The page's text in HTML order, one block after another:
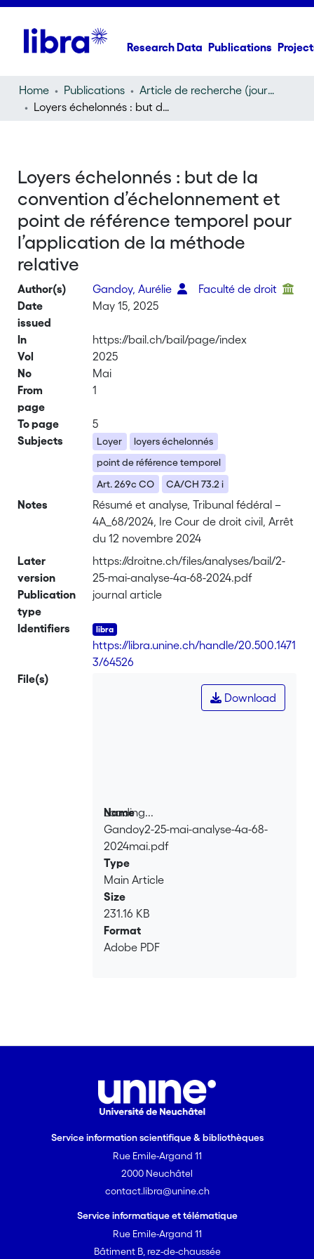
Research Data Publications
Home Publications
Article de recherche (journal article)
Loyers échelonnés : but de la convention d’échelonnement et point de référence temporel pour l’application de la méthode relative
Loyers échelonnés : but de la
convention d’échelonnement et
point de référence temporel pour
l’application de la méthode
relative
Author(s) Gandoy, Aurélie
Faculté de droit
Date
issued
May 15, 2025
In
https://bail.ch/bail/page/index
Vol
2025
No
Mai
From
page
1
To page
5
Subjects
Loyer
loyers échelonnés
point de référence temporel
Art. 269c CO
CA/CH 73.2 i
Notes
Résumé et analyse, Tribunal fédéral –
4A_68/2024, Ire Cour de droit civil, Arrêt
du 12 novembre 2024
Later
version
https://droitne.ch/files/analyses/bail/2-
25-mai-analyse-4a-68-2024.pdf
Publication
type
journal article
Identifiers
https://libra.unine.ch/handle/20.500.1471
3/64526
File(s)
Loading...
Loading...
Download
Name
Gandoy2-25-mai-analyse-4a-68-
2024mai.pdf
Type
Main Article
Size
231.16 KB
Format
Adobe PDF
Service information scientifique & bibliothèques
Rue Emile-Argand 11
2000 Neuchâtel
contact.libra@unine.ch
Service informatique et télématique
Rue Emile-Argand 11
Bâtiment B, rez-de-chaussée